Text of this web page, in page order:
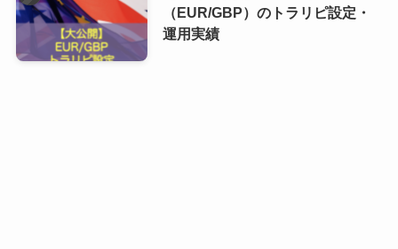
（EUR/GBP）のトラリピ設定・
運用実績